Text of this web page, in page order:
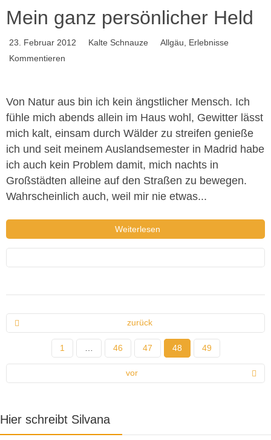
Mein ganz persönlicher Held
23. Februar 2012 Kalte Schnauze Allgäu
Erlebnisse
Kommentieren
Von Natur aus bin ich kein ängstlicher Mensch. Ich
fühle mich abends allein im Haus wohl, Gewitter lässt
mich kalt, einsam durch Wälder zu streifen genieße
ich und seit meinem Auslandsemester in Madrid habe
ich auch kein Problem damit, mich nachts in
Großstädten alleine auf den Straßen zu bewegen.
Wahrscheinlich auch, weil mir nie etwas...
Weiterlesen
zurück
1 46 47 48 49
vor
Hier schreibt Silvana